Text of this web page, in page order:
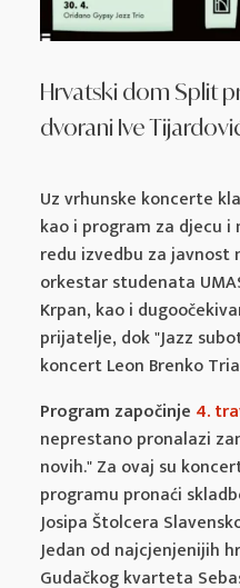
Hrvatski dom Split
dvorani Ive
Uz vrhunske koncerte
kao i program za djecu
redu izvedbu za
orkestar studenata
Krpan, kao i
prijatelje, dok "Jazz
koncert Leon Brenko
Program započinje 4.
neprestano pronalazi
novih." Za ovaj su
programu pronaći
Josipa Štolcera
Jedan od najcjenjenijih
Gudačkog kvarteta